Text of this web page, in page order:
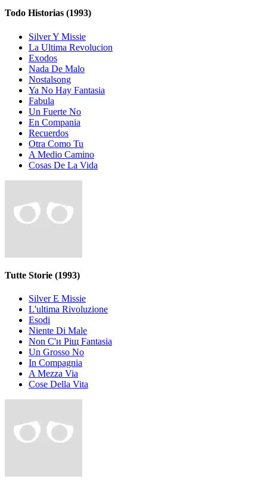
Todo Historias (1993)
Silver Y Missie
La Ultima Revolucion
Exodos
Nada De Malo
Nostalsong
Ya No Hay Fantasia
Fabula
Un Fuerte No
En Compania
Recuerdos
Otra Como Tu
A Medio Camino
Cosas De La Vida
Tutte Storie (1993)
Silver E Missie
L'ultima Rivoluzione
Esodi
Niente Di Male
Non C'и Piщ Fantasia
Un Grosso No
In Compagnia
A Mezza Via
Cose Della Vita